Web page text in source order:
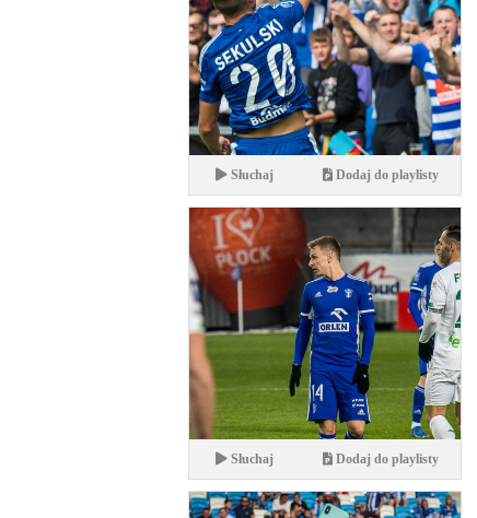
Słuchaj Dodaj do playlisty
Słuchaj Dodaj do playlisty